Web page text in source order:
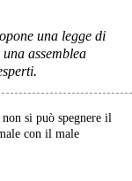
al Mimit più
di certezze
di un ruolo diretto
industriale
per i lavoratori
“senza decisioni”.
una legge di
assemblea
si può spegnere il
con il male